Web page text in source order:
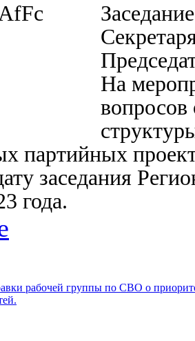
На
вопросов
партийных
заседания
года.
рабочей группы по СВО о